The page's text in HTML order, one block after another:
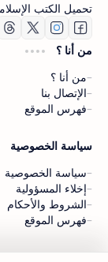
اشترك
تحميل الكتب
من أنا ؟
من أنا ؟
الإتصال بنا
فهرس الموقع
سياسة الخصوصية
سياسة الخصوصية
إخلاء المسؤولية
الشروط والأحكام
فهرس الموقع